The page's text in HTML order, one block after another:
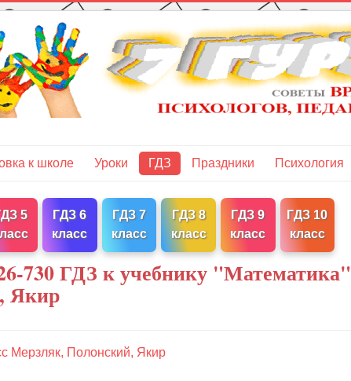
к школе Уроки ГДЗ Праздники Психология
5
ГДЗ 6
класс
ГДЗ 7
класс
ГДЗ 8
класс
ГДЗ 9
класс
ГДЗ 10
класс
730 ГДЗ к учебнику
Якир
Мерзляк, Полонский, Якир